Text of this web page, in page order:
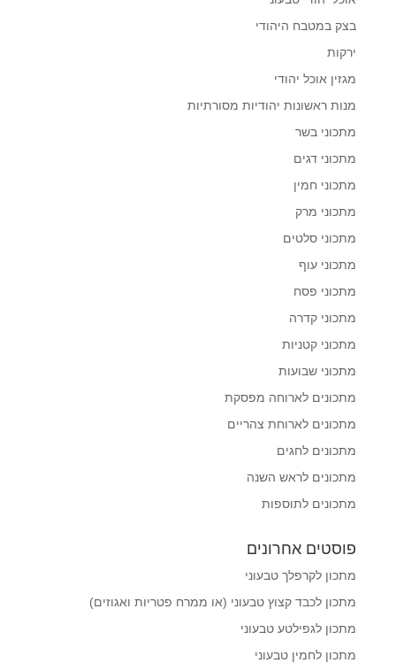
בצק במטבח היהודי
ירקות
מגזין אוכל יהודי
מנות ראשונות יהודיות מסורתיות
מתכוני בשר
מתכוני דגים
מתכוני חמין
מתכוני מרק
מתכוני סלטים
מתכוני עוף
מתכוני פסח
מתכוני קדרה
מתכוני קטניות
מתכוני שבועות
מתכונים לארוחה מפסקת
מתכונים לארוחת צהריים
מתכונים לחגים
מתכונים לראש השנה
מתכונים לתוספות
פוסטים אחרונים
מתכון לקרפלך טבעוני
מתכון לכבד קצוץ טבעוני (או ממרח פטריות ואגוזים)
מתכון לגפילטע טבעוני
מתכון לחמין טבעוני